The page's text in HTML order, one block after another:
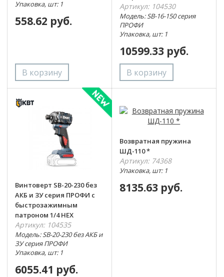
Упаковка, шт: 1
558.62 руб.
Артикул: 104530
Модель: SB-16-150 серия
ПРОФИ
Упаковка, шт: 1
10599.33 руб.
Винтоверт SB-20-230 без
АКБ и ЗУ серия ПРОФИ с
быстрозажимным
патроном 1/4 НЕХ
Артикул: 104535
Модель: SB-20-230 без АКБ и
ЗУ серия ПРОФИ
Упаковка, шт: 1
6055.41 руб.
Возвратная пружина
ШД-110 *
Артикул: 74368
Упаковка, шт: 1
8135.63 руб.